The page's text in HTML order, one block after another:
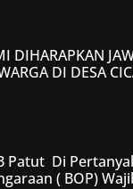
DIHARAPKAN
DI DESA
Patut Di
( BOP)